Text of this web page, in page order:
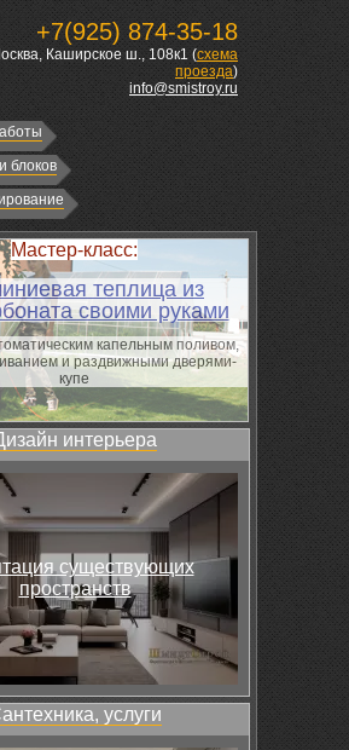
+7(925) 874-35-18
Каширское ш., 108к1 (схема
проезда)
info@smistroy.ru
блоков
Мастер-класс:
теплица из
своими руками
капельным поливом,
и раздвижными дверями-
купе
интерьера
существующих
пространств
услуги